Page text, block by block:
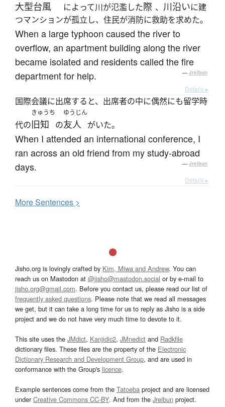
大型台風 によって川が氾濫した際 、 川沿いに建
つマンションが孤立し、住民が消防に救助を求めた。
When a large typhoon caused the river to
overflow, an apartment building along the river
became isolated and residents called the fire
department for help.
— Jreibun
Details ▸
国際会議に出席すると、出席者の中に偶然にも留学時
代の
きゅうち
旧知 の
ゆうじん
友人 がいた。
When I attended an international conference, I
ran across an old friend from my study-abroad
days.
— Jreibun
Details ▸
MoreSentences >
Jisho.org is lovingly crafted by Kim, Miwa and Andrew. You can
reach us on Mastodon at @jisho@mastodon.social or by e-mail to
jisho.org@gmail.com. Before you contact us, please read our list of
frequently asked questions. Please note that we read all messages
we get, but it can take a long time for us to reply as Jisho is a side
project and we do not have very much time to devote to it.
This site uses the JMdict, Kanjidic2, JMnedict and Radkfile
dictionary files. These files are the property of the Electronic
Dictionary Research and Development Group, and are used in
conformance with the Group's licence.
Example sentences come from the Tatoeba project and are licensed
underCreative Commons CC-BY. And from the Jreibun project.